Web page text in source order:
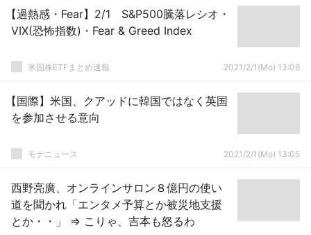
【過熱感・Fear】2/1 S&P500騰落レシオ・
VIX(恐怖指数)・Fear & Greed Index
米国株ETFまとめ速報 2021/2/1(Mo) 13:06
【国際】米国、クアッドに韓国ではなく英国
を参加させる意向
モナニュース 2021/2/1(Mo) 13:05
西野亮廣、オンラインサロン８億円の使い
道を聞かれ「エンタメ予算とか被災地支援
とか・・」 ⇒ こりゃ、吉本も怒るわ